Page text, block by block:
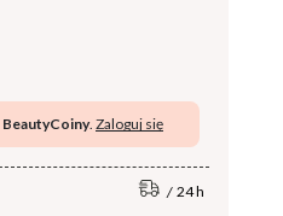
BeautyCoiny. Zaloguj się
24 h